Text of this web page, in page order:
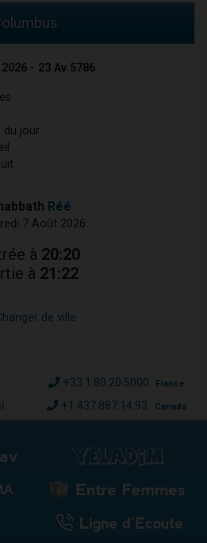
- 23 Av 5786
du jour
Réé
7 Août 2026
à 20:20
à 21:22
de ville
+33.1.80.20.5000 France
+1.437.887.14.93 Canada